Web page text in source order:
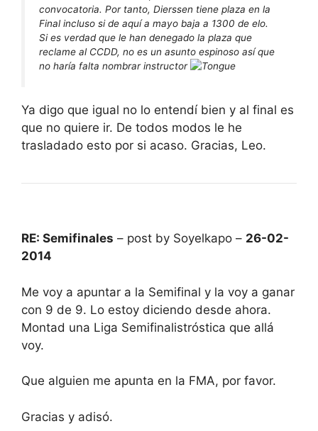
convocatoria. Por tanto, Dierssen tiene plaza en la
Final incluso si de aquí a mayo baja a 1300 de elo.
Si es verdad que le han denegado la plaza que
reclame al CCDD, no es un asunto espinoso así que
no haría falta nombrar instructor
Ya digo que igual no lo entendí bien y al final es
que no quiere ir. De todos modos le he
trasladado esto por si acaso. Gracias, Leo.
RE: Semifinales – post by Soyelkapo – 26-02-
2014
Me voy a apuntar a la Semifinal y la voy a ganar
con 9 de 9. Lo estoy diciendo desde ahora.
Montad una Liga Semifinalistróstica que allá
voy.
Que alguien me apunta en la FMA, por favor.
Gracias y adisó.